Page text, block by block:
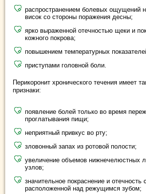
распространением болевых ощущений
висок со стороны поражения десны;
ярко выраженной отечностью щеки и
кожного покрова;
повышением температурных
приступами головной боли.
Перикоронит хронического течения имеет
признаки:
появление болей только во время
проглатывания пищи;
неприятный привкус во рту;
зловонный запах из ротовой полости;
увеличение объемов нижнечелюстных
узлов;
значительное покраснение и отечность
расположенной над режущимся зубом;